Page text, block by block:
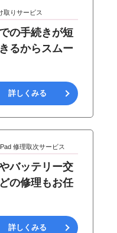
取りサービス
の手続きが短
るからスムー
詳しくみる
修理取次サービス
バッテリー交
の修理もお任
詳しくみる